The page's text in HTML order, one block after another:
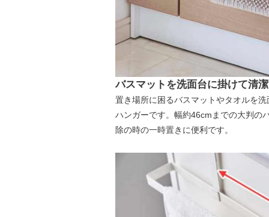
バスマットを洗面台に掛けて清
置き場所に困るバスマットやタオルを
ハンガーです。幅約46cmまでの大判の
除の時の一時置きに便利です。